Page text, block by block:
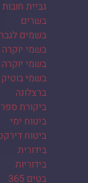
גביית
בשרים
בשמים
בשמי
בשמי יוקרה
בשמי בוטיק
ברצלונה
ביקורת ספר
ביטוח ימי
ביטוח
בידורית
בידוריות
בטים 365